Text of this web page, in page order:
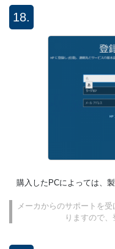
18.
購入したPCによっては、
メーカからのサポートを
りますので、